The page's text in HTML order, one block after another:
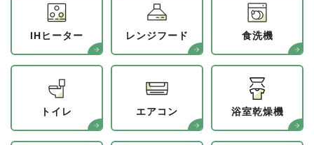
IHヒーター レンジフード 食洗機
トイレ エアコン 浴室乾燥機